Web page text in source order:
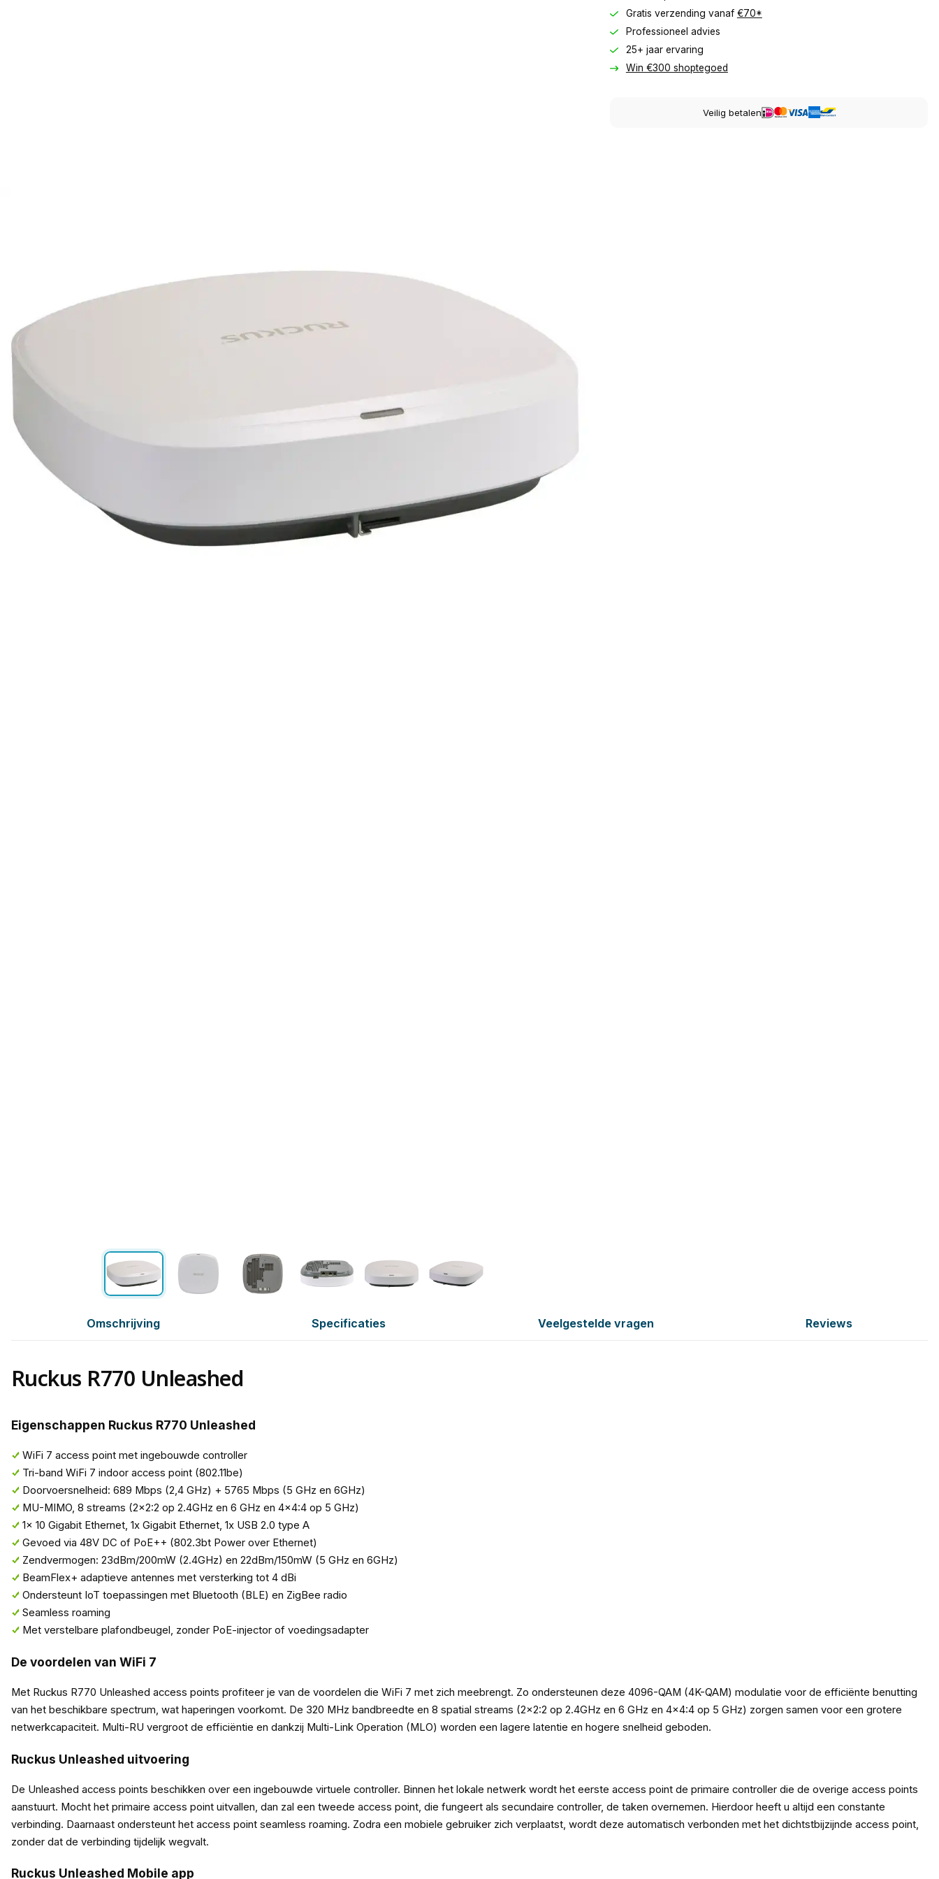
Gratis verzending vanaf €70*
Professioneel advies
25+ jaar ervaring
Win €300 shoptegoed
Veilig betalen
Omschrijving Specificaties Veelgestelde vragen Reviews
Ruckus R770 Unleashed
Eigenschappen Ruckus R770 Unleashed
WiFi 7 access point met ingebouwde controller
Tri-band WiFi 7 indoor access point (802.11be)
Doorvoersnelheid: 689 Mbps (2,4 GHz) + 5765 Mbps (5 GHz en 6GHz)
MU-MIMO, 8 streams (2x2:2 op 2.4GHz en 6 GHz en 4x4:4 op 5 GHz)
1x 10 Gigabit Ethernet, 1x Gigabit Ethernet, 1x USB 2.0 type A
Gevoed via 48V DC of PoE++ (802.3bt Power over Ethernet)
Zendvermogen: 23dBm/200mW (2.4GHz) en 22dBm/150mW (5 GHz en 6GHz)
BeamFlex+ adaptieve antennes met versterking tot 4 dBi
Ondersteunt IoT toepassingen met Bluetooth (BLE) en ZigBee radio
Seamless roaming
Met verstelbare plafondbeugel, zonder PoE-injector of voedingsadapter
De voordelen van WiFi 7
Met Ruckus R770 Unleashed access points profiteer je van de voordelen die WiFi 7 met zich meebrengt. Zo ondersteunen deze 4096-QAM (4K-QAM) modulatie voor de efficiënte benutting
van het beschikbare spectrum, wat haperingen voorkomt. De 320 MHz bandbreedte en 8 spatial streams (2x2:2 op 2.4GHz en 6 GHz en 4x4:4 op 5 GHz) zorgen samen voor een grotere
netwerkcapaciteit. Multi-RU vergroot de efficiëntie en dankzij Multi-Link Operation (MLO) worden een lagere latentie en hogere snelheid geboden.
Ruckus Unleashed uitvoering
De Unleashed access points beschikken over een ingebouwde virtuele controller. Binnen het lokale netwerk wordt het eerste access point de primaire controller die de overige access points
aanstuurt. Mocht het primaire access point uitvallen, dan zal een tweede access point, die fungeert als secundaire controller, de taken overnemen. Hierdoor heeft u altijd een constante
verbinding. Daarnaast ondersteunt het access point seamless roaming. Zodra een mobiele gebruiker zich verplaatst, wordt deze automatisch verbonden met het dichtstbijzijnde access point,
zonder dat de verbinding tijdelijk wegvalt.
Ruckus Unleashed Mobile app